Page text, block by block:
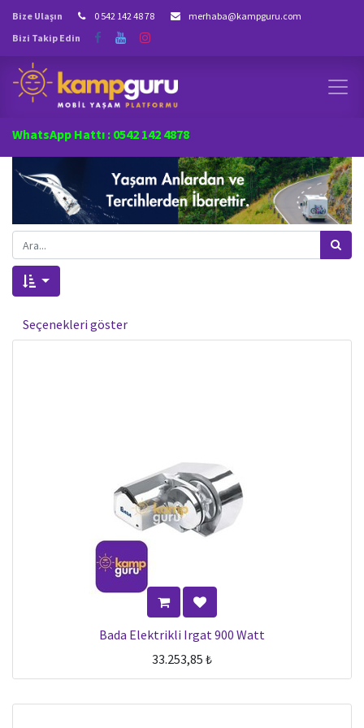
Bize Ulaşın 0 542 142 48 78
merhaba@kampguru.com
Bizi Takip Edin
WhatsApp Hattı : 0542 142 4878
Seçenekleri göster
Bada Elektrikli Irgat 900 Watt
33.253,85 ₺